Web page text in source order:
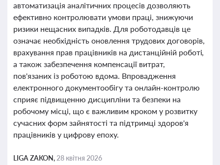
автоматизація аналітичних процесів дозволяють
ефективно контролювати умови праці, знижуючи
ризики нещасних випадків. Для роботодавців це
означає необхідність оновлення трудових договорів,
врахування прав працівників на дистанційній роботі,
а також забезпечення компенсації витрат,
пов'язаних із роботою вдома. Впровадження
електронного документообігу та онлайн-контролю
сприяє підвищенню дисципліни та безпеки на
робочому місці, що є важливим кроком у розвитку
сучасних форм зайнятості та підтримці здоров'я
працівників у цифрову епоху.
LIGA ZAKON, 28 квітня 2026